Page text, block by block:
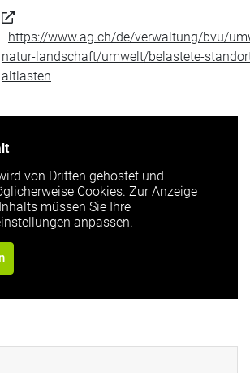
https://www.ag.ch/de/verwaltung/bvu/
natur-landschaft/umwelt/belastete-
altlasten
von Dritten gehostet und
Cookies. Zur Anzeige
müssen Sie Ihre
anpassen.